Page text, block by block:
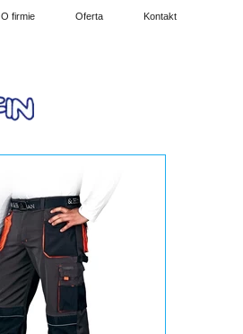
O firmie Oferta Kontakt